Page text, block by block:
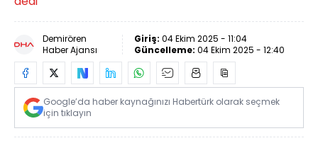
Demirören
Haber Ajansı
Giriş: 04 Ekim 2025 - 11:04
Güncelleme: 04 Ekim 2025 - 12:40
Google’da haber kaynağınızı Habertürk olarak seçmek
için tıklayın